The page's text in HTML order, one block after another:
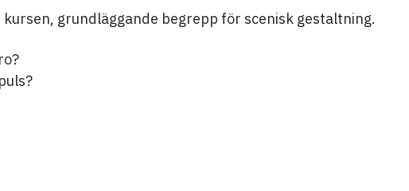
grundläggande begrepp för scenisk gestaltning.